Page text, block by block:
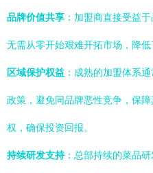
品牌价值共享 ：加盟商直接受益
无需从零开始艰难开拓市场，降低
区域保护权益 ：成熟的加盟体系
政策，避免同品牌恶性竞争，保
权，确保投资回报。
持续研发支持：总部持续的菜品